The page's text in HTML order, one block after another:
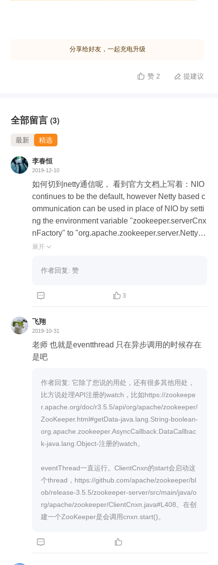
分享给好友，一起充电升级
 赞 2  提建议
全部留言 (3)
最新 精选
李春恒
2019-12-10
如何切到netty通信呢， 看到官方文档上写着：NIO
continues to be the default, however Netty based c
ommunication can be used in place of NIO by setti
ng the environment variable "zookeeper.serverCnx
nFactory" to "org.apache.zookeeper.server.NettyS
erverCnxnFactory". 默认情况下，zkServer.sh start
0:12:40,842 [myid:] - INFO [main:ServerCnxnFacto
ServerCnxnFactory as server connection factory 小
端zkServer.sh】 在 $ZK_HOME/conf 目录下创建一
个 java.env文件，并配置: JVMFLAGS="-Dzookee
per.serverCnxnFactory=org.apache.zookeeper.ser
ver.NettyServerCnxnFactory -Dzookeeper.clientCn
etNetty " 如果使用zkCli.sh访问时想使用netty，就
加上clientCnxnSocket的配置，如上。 通过zkServ
er.sh start 启动后，查看zk启动日志，检查是否使用
Netty通讯： 2019-12-11 00:37:14,230 [myid:] - INF
che.zookeeper.server.NettyServerCnxnFactory as
VM options中添加下面配置即可： -Dzookeeper.cli
entCnxnSocket=org.apache.zookeeper.ClientCnxn
SocketNetty 如果仅调试netty在zookeeper 客户端
执行流程中的使用，只配置客户端为netty即可。 如
果使用SSL的话。则必须使用netty通信。 SSL is o
h means if you want to use SSL you have to enabl
展开 
作者回复: 赞
  3
飞翔
2019-10-31
老师 也就是eventthread 只在异步调用的时候存在
是吧
作者回复: 它除了您说的用处，还有很多其他用处，
比方说处理API注册的watch，比如https://zookeepe
r.apache.org/doc/r3.5.5/api/org/apache/zookeeper/
ZooKeeper.html#getData-java.lang.String-boolean-
org.apache.zookeeper.AsyncCallback.DataCallbac
k-java.lang.Object-注册的watch。
eventThread一直运行。ClientCnxn的start会启动这
个thread，https://github.com/apache/zookeeper/bl
ob/release-3.5.5/zookeeper-server/src/main/java/o
rg/apache/zookeeper/ClientCnxn.java#L408。在创
 